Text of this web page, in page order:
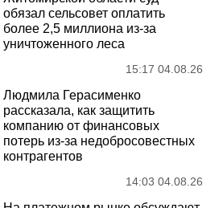
обязал сельсовет оплатить
более 2,5 миллиона из-за
уничтоженного леса
15:17 04.08.26
Людмила Герасименко
рассказала, как защитить
компанию от финансовых
потерь из-за недобросовестных
контрагентов
14:03 04.08.26